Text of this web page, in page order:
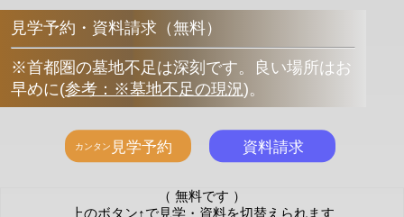
見学予約・資料請求（無料）
※首都圏の墓地不足は深刻です。良い場所はお
早めに(参考：※墓地不足の現況)。
（ 無料です ）
上のボタン↑で見学・資料を切替えられます